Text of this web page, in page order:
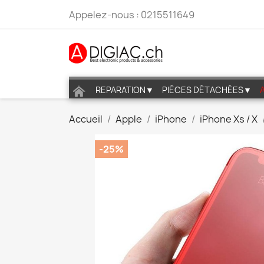
Appelez-nous : 0215511649
REPARATION▼ PIÈCES DÉTACHÉES▼
Accueil Apple iPhone iPhone Xs / X
-25%